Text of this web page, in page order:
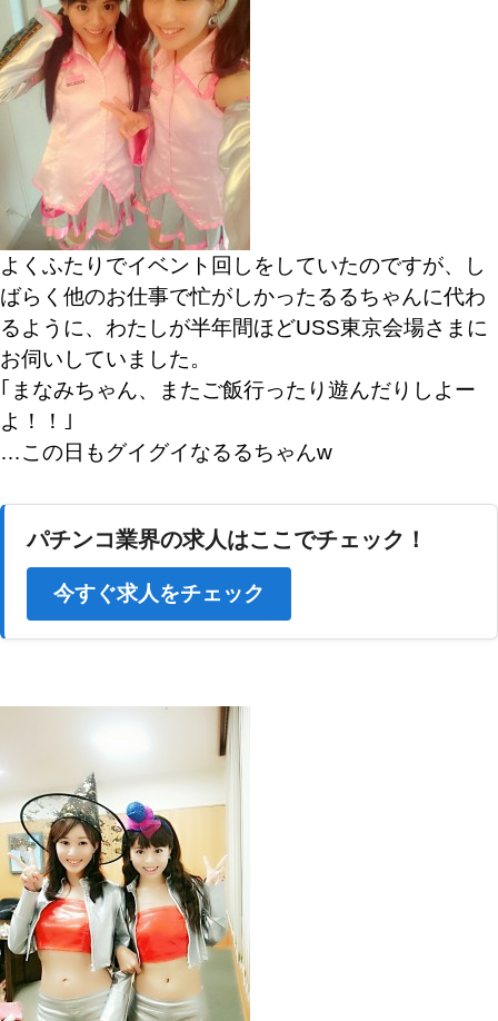
よくふたりでイベント回しをしていたのですが、し
ばらく他のお仕事で忙がしかったるるちゃんに代わ
るように、わたしが半年間ほどUSS東京会場さまに
お伺いしていました。
｢まなみちゃん、またご飯行ったり遊んだりしよー
よ！！｣
…この日もグイグイなるるちゃんw
パチンコ業界の求人はここでチェック！
今すぐ求人をチェック